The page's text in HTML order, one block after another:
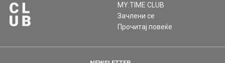
MY:TIME CLUB
Зачлени се
Прочитај повеќе